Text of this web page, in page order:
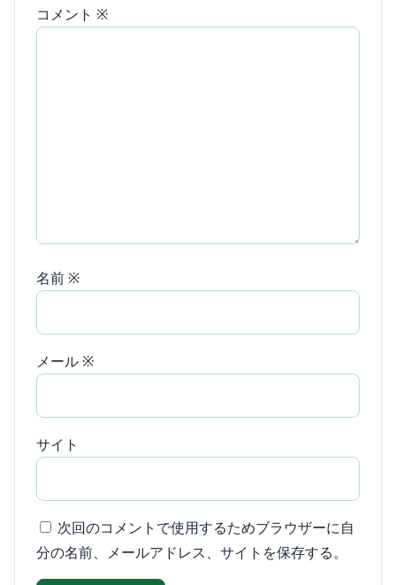
コメント ※
名前 ※
メール ※
サイト
次回のコメントで使用するためブラウザーに自
分の名前、メールアドレス、サイトを保存する。